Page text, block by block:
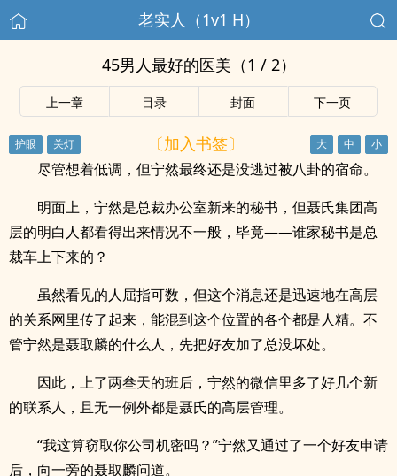
老实人（1v1 H）
45男人最好的医美（1 / 2）
上一章 目录 封面 下一页
〔加入书签〕
尽管想着低调，但宁然最终还是没逃过被八卦的宿命。
明面上，宁然是总裁办公室新来的秘书，但聂氏集团高
层的明白人都看得出来情况不一般，毕竟——谁家秘书是总
裁车上下来的？
虽然看见的人屈指可数，但这个消息还是迅速地在高层
的关系网里传了起来，能混到这个位置的各个都是人精。不
管宁然是聂取麟的什么人，先把好友加了总没坏处。
因此，上了两叁天的班后，宁然的微信里多了好几个新
的联系人，且无一例外都是聂氏的高层管理。
“我这算窃取你公司机密吗？”宁然又通过了一个好友申请
后，向一旁的聂取麟问道。